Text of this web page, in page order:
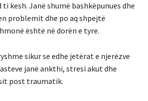
kesh. Janë shumë bashkëpunues dhe
problemit dhe po aq shpejtë
është në dorën e tyre.
sikur se edhe jetërat e njerëzve
janë ankthi, stresi akut dhe
post traumatik.